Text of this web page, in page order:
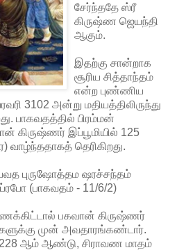
சேர்ந்ததே ஸ்ரீ
கிருஷ்ண ஜெயந்தி
ஆகும்.
இதற்கு சான்றாக
சூரிய சித்தாந்தம்
என்ற புண்ணிய
3102 அன்று மதியத்திலிருந்து
பாகவதத்தில் பிரம்மன்
கிருஷ்ணர் இப்பூமியில் 125
வாழ்ந்ததாகத் தெரிகிறது.
புருஷோத்தம ஷரச்சந்தம்
(பாகவதம் - 11/6/2)
பகவான் கிருஷ்ணர்
முன் அவதாரங்கண்டார்.
ஆம் ஆண்டு, சிராவண மாதம்